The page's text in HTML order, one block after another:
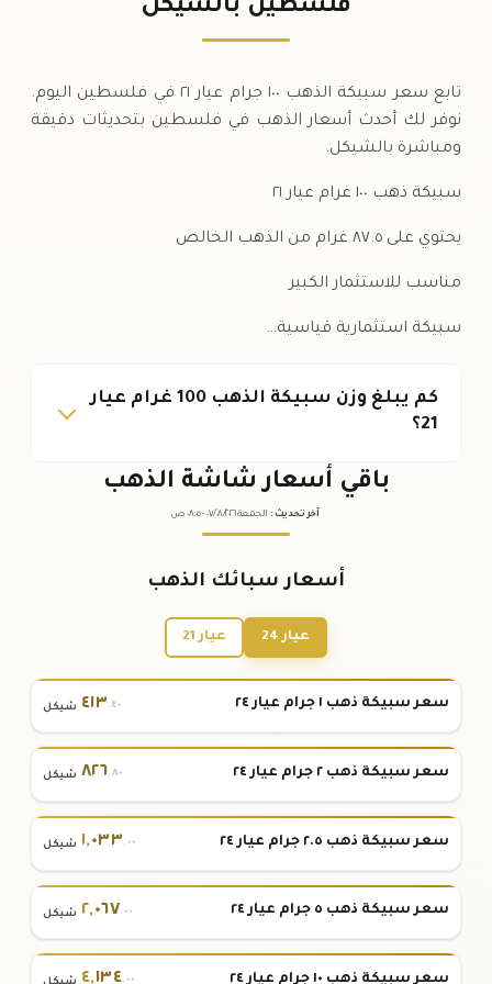
فلسطين بالشيكل
تابع سعر سبيكة الذهب ١٠٠ جرام عيار ٢١ في فلسطين اليوم.
نوفر لك أحدث أسعار الذهب في فلسطين بتحديثات دقيقة
ومباشرة بالشيكل.
سبيكة ذهب ١٠٠ غرام عيار ٢١
يحتوي على ٨٧.٥ غرام من الذهب الخالص
مناسب للاستثمار الكبير
سبيكة استثمارية قياسية…
كم يبلغ وزن سبيكة الذهب 100 غرام عيار
21؟
باقي أسعار شاشة الذهب
آخر تحديث : الجمعة ٠٧ /٠٨/٢٠٢٦ - ٠٨:٠٥ ص
أسعار سبائك الذهب
عيار 24 عيار 21
سعر سبيكة ذهب ١ جرام عيار ٢٤ ٤١٣.٤٠ شيكل
سعر سبيكة ذهب ٢ جرام عيار ٢٤ ٨٢٦.٨٠ شيكل
سعر سبيكة ذهب ٢.٥ جرام عيار ٢٤ ١,٠٣٣.٠٠ شيكل
سعر سبيكة ذهب ٥ جرام عيار ٢٤ ٢,٠٦٧.٠٠ شيكل
سعر سبيكة ذهب ١٠ جرام عيار ٢٤ ٤,١٣٤.٠٠